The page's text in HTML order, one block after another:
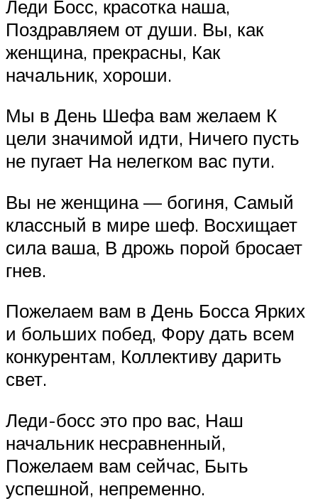
Леди Босс, красотка наша,
Поздравляем от души. Вы, как
женщина, прекрасны, Как
начальник, хороши.
Мы в День Шефа вам желаем К
цели значимой идти, Ничего пусть
не пугает На нелегком вас пути.
Вы не женщина — богиня, Самый
классный в мире шеф. Восхищает
сила ваша, В дрожь порой бросает
гнев.
Пожелаем вам в День Босса Ярких
и больших побед, Фору дать всем
конкурентам, Коллективу дарить
свет.
Леди-босс это про вас, Наш
начальник несравненный,
Пожелаем вам сейчас, Быть
успешной, непременно.